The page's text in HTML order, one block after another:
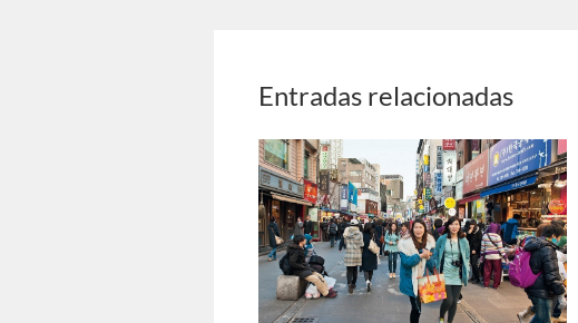
Entradas relacionadas